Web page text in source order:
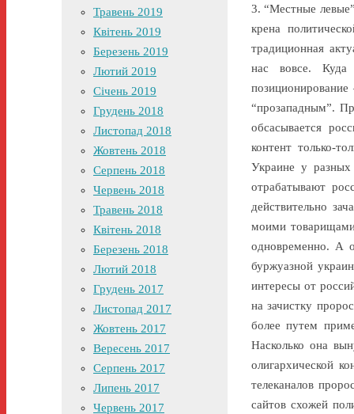
3. “Местные
крена
традиционная
нас вовсе. Куда
“прозападным”.
обсасывается
контент только-
Украине у разных
отрабатывают
действительно
моими
одновременно. А
буржуазной
интересы от
на зачистку
более путем
Насколько она
олигархической
телеканалов
сайтов схожей
Травень 2019
Квітень 2019
Березень 2019
Лютий 2019
Січень 2019
Грудень 2018
Листопад 2018
Жовтень 2018
Серпень 2018
Червень 2018
Травень 2018
Квітень 2018
Березень 2018
Лютий 2018
Грудень 2017
Листопад 2017
Жовтень 2017
Вересень 2017
Серпень 2017
Липень 2017
Червень 2017